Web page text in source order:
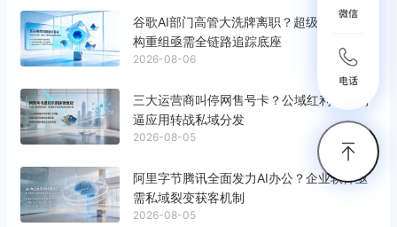
谷歌AI部门高管大洗牌离职？超级智能体架
构重组亟需全链路追踪底座
2026-08-06
三大运营商叫停网售号卡？公域红利枯竭倒
逼应用转战私域分发
2026-08-05
阿里字节腾讯全面发力AI办公？企业软件亟
需私域裂变获客机制
2026-08-05